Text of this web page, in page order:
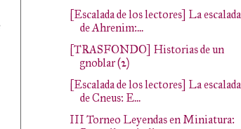
[Escalada de los lectores] La escalada
de Ahrenim:...
[TRASFONDO] Historias de un
gnoblar (2)
[Escalada de los lectores] La escalada
de Cneus: E...
III Torneo Leyendas en Miniatura: